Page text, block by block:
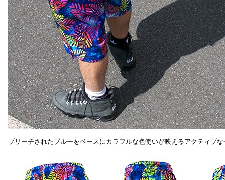
ブリーチされたブルーをベースにカラフルな色使いが映えるアクティブ